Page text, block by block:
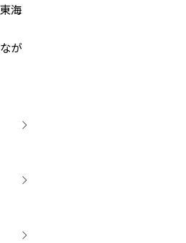
海
が